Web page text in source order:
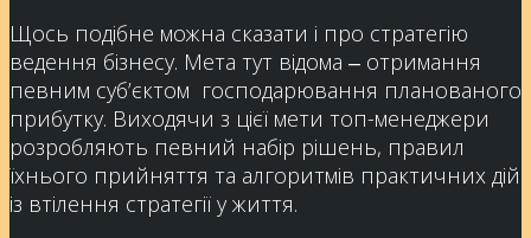
Щось подібне можна сказати і про стратегію
ведення бізнесу. Мета тут відома ‒ отримання
певним суб’єктом господарювання планованого
прибутку. Виходячи з цієї мети топ-менеджери
розробляють певний набір рішень, правил
їхнього прийняття та алгоритмів практичних дій
із втілення стратегії у життя.